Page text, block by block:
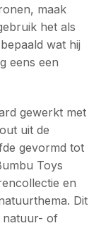
maak
het als
wat hij
eens een
gewerkt met
uit de
gevormd tot
Toys
en
Dit
natuur- of